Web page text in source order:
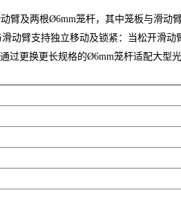
臂及两根Ø6mm笼杆，其中笼板与滑动
动臂支持独立移动及锁紧：当松开滑动
过更换更长规格的Ø6mm笼杆适配大型光